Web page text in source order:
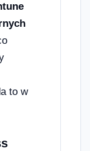
to w